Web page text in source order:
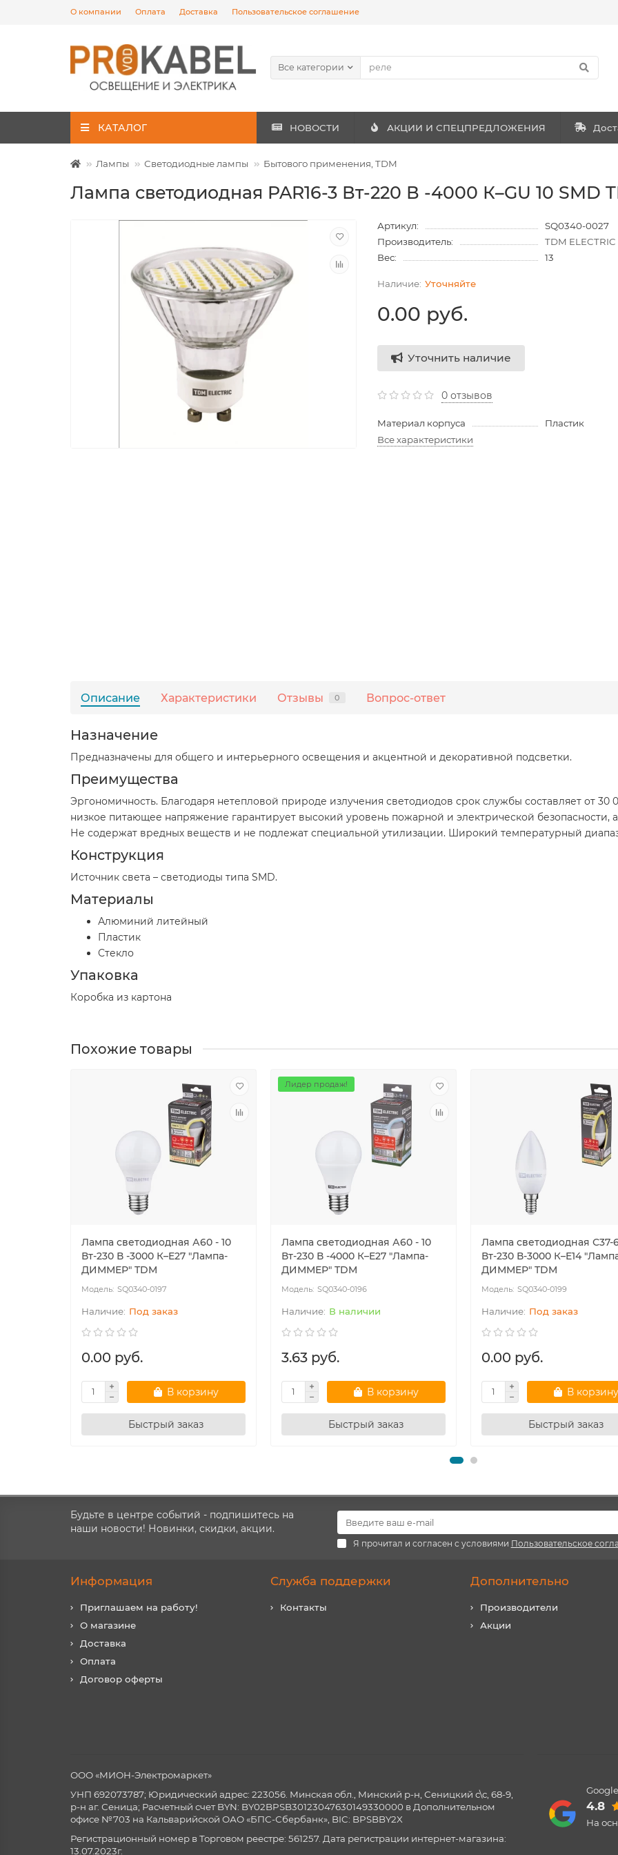
О компании Оплата Доставка Пользовательское соглашение
Все категории
КАТАЛОГ НОВОСТИ АКЦИИ И СПЕЦПРЕДЛОЖЕНИЯ
Лампы Светодиодные лампы Бытового применения, TDM
Лампа светодиодная PAR16-3 Вт-220 В -4000 К–GU 10 SMD
Артикул:
SQ0340-0027
Производитель:
TDM ELECTRIC
Вес:
13
Уточняйте
0.00 руб.
Уточнить наличие
0 отзывов
Материал корпуса
Пластик
Все характеристики
Описание Характеристики Отзывы 0 Вопрос-ответ
Назначение
Предназначены для общего и интерьерного освещения и акцентной и декоративной подсветки.
Преимущества
Эргономичность. Благодаря нетепловой природе излучения светодиодов срок службы составляет от
низкое питающее напряжение гарантирует высокий уровень пожарной и электрической безопасности,
Не содержат вредных веществ и не подлежат специальной утилизации. Широкий температурный
Конструкция
Источник света – светодиоды типа SMD.
Материалы
Алюминий литейный
Пластик
Стекло
Упаковка
Коробка из картона
Похожие товары
Лампа светодиодная А60 - 10
Вт-230 В -3000 К–E27 "Лампа-
ДИММЕР" TDM
SQ0340-0197
Под заказ
0.00 руб.
В корзину
Быстрый заказ
Лидер продаж!
Лампа светодиодная А60 - 10
Вт-230 В -4000 К–E27 "Лампа-
ДИММЕР" TDM
SQ0340-0196
В наличии
3.63 руб.
В корзину
Быстрый заказ
Лампа светодиодная С37-
Вт-230 В-3000 К–E14
ДИММЕР" TDM
SQ0340-0199
Под заказ
0.00 руб.
В корзину
Быстрый заказ
Будьте в центре событий - подпишитесь на
наши новости! Новинки, скидки, акции.
Я прочитал и согласен с условиями Пользовательское
Информация
Приглашаем на работу!
О магазине
Доставка
Оплата
Договор оферты
Служба поддержки
Контакты
Дополнительно
Производители
Акции
ООО «МИОН-Электромаркет»
УНП 692073787; Юридический адрес: 223056. Минская обл., Минский р-н, Сеницкий с\с, 68-9,
р-н аг. Сеница; Расчетный счет BYN: BY02BPSB30123047630149330000 в Дополнительном
офисе №703 на Кальварийской ОАО «БПС-Сбербанк», BIC: BPSBBY2X
Регистрационный номер в Торговом реестре: 561257. Дата регистрации интернет-магазина:
13.07.2023г.
4.8
На